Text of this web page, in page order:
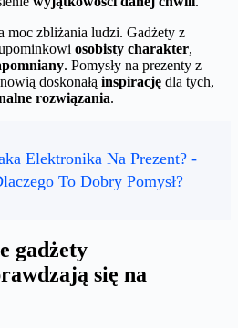
moc zbliżania ludzi. Gadżety z
osobisty charakter,
. Pomysły na prezenty z
doskonałą inspirację dla tych,
rozwiązania.
Elektronika Na Prezent? -
To Dobry Pomysł?
gadżety
się na